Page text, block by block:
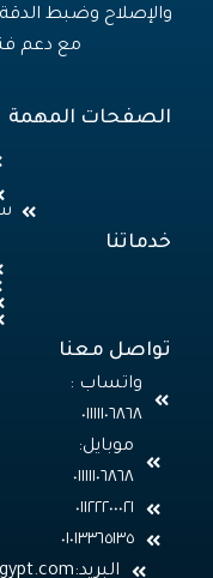
والإصلاح وضبط
مع دعم
الصفحات المهمة
خدماتنا
تواصل معنا
واتساب :
٠١١١١١٠٦٨٦٨
موبايل:
٠١١١١١٠٦٨٦٨
٠١٠١٣٣٦٥١٣٥
البريد: info@bvsegypt.com